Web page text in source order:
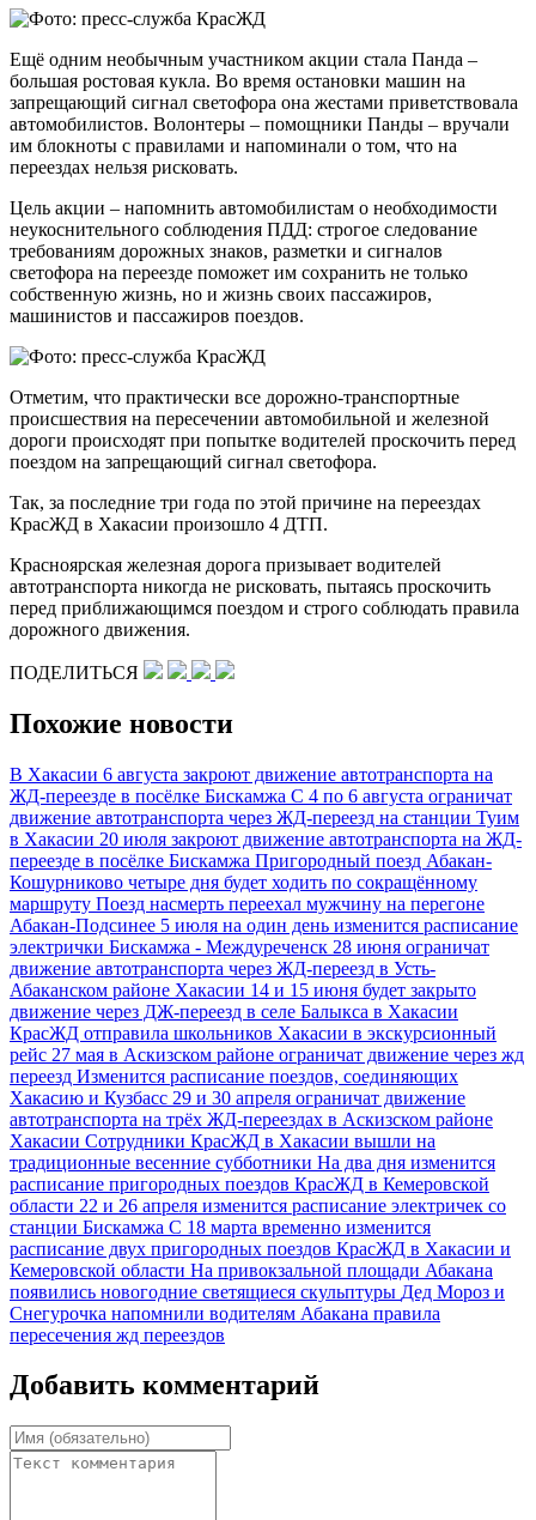
Ещё одним необычным участником акции стала Панда –
большая ростовая кукла. Во время остановки машин на
запрещающий сигнал светофора она жестами приветствовала
автомобилистов. Волонтеры – помощники Панды – вручали
им блокноты с правилами и напоминали о том, что на
переездах нельзя рисковать.
Цель акции – напомнить автомобилистам о необходимости
неукоснительного соблюдения ПДД: строгое следование
требованиям дорожных знаков, разметки и сигналов
светофора на переезде поможет им сохранить не только
собственную жизнь, но и жизнь своих пассажиров,
машинистов и пассажиров поездов.
Отметим, что практически все дорожно-транспортные
происшествия на пересечении автомобильной и железной
дороги происходят при попытке водителей проскочить перед
поездом на запрещающий сигнал светофора.
Так, за последние три года по этой причине на переездах
КрасЖД в Хакасии произошло 4 ДТП.
Красноярская железная дорога призывает водителей
автотранспорта никогда не рисковать, пытаясь проскочить
перед приближающимся поездом и строго соблюдать правила
дорожного движения.
ПОДЕЛИТЬСЯ
Похожие новости
В Хакасии 6 августа закроют движение автотранспорта на
ЖД-переезде в посёлке Бискамжа С 4 по 6 августа ограничат
движение автотранспорта через ЖД-переезд на станции Туим
в Хакасии 20 июля закроют движение автотранспорта на ЖД-
переезде в посёлке Бискамжа Пригородный поезд Абакан-
Кошурниково четыре дня будет ходить по сокращённому
маршруту Поезд насмерть переехал мужчину на перегоне
Абакан-Подсинее 5 июля на один день изменится расписание
электрички Бискамжа - Междуреченск 28 июня ограничат
движение автотранспорта через ЖД-переезд в Усть-
Абаканском районе Хакасии 14 и 15 июня будет закрыто
движение через ДЖ-переезд в селе Балыкса в Хакасии
КрасЖД отправила школьников Хакасии в экскурсионный
рейс 27 мая в Аскизском районе ограничат движение через жд
переезд Изменится расписание поездов, соединяющих
Хакасию и Кузбасс 29 и 30 апреля ограничат движение
автотранспорта на трёх ЖД-переездах в Аскизском районе
Хакасии Сотрудники КрасЖД в Хакасии вышли на
традиционные весенние субботники На два дня изменится
расписание пригородных поездов КрасЖД в Кемеровской
области 22 и 26 апреля изменится расписание электричек со
станции Бискамжа С 18 марта временно изменится
расписание двух пригородных поездов КрасЖД в Хакасии и
Кемеровской области На привокзальной площади Абакана
появились новогодние светящиеся скульптуры Дед Мороз и
Снегурочка напомнили водителям Абакана правила
пересечения жд переездов
Добавить комментарий